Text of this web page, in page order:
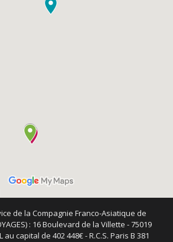
de la Compagnie Franco-Asiatique de
: 16 Boulevard de la Villette - 75019
au capital de 402 448€ - R.C.S. Paris B 381